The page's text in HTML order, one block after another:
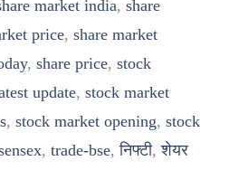
market india, share
price, share market
, share price, stock
update, stock market
, stock market opening, stock
, trade-bse,निफ्टी,शेयर